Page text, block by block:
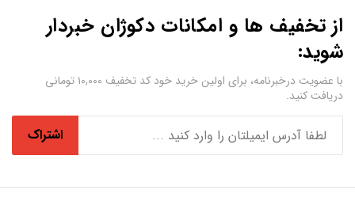
از تخفیف ها و امکانات دکوژان خبردار
شوید:
با عضویت درخبرنامه، برای اولین خرید خود کد تخفیف ۱۰,۰۰۰ تومانی
دریافت کنید.
اشتراک